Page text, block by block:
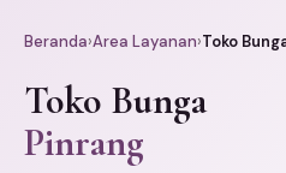
Beranda›Area Layanan›Toko
Toko Bunga
Pinrang